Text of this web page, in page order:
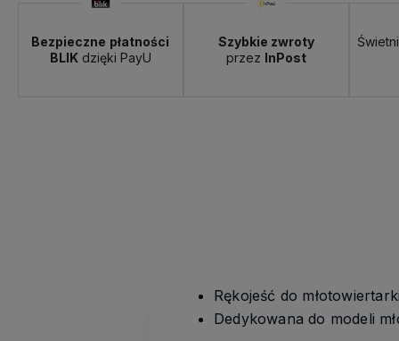
Bezpieczne płatności
BLIKdzięki PayU
Szybkie zwroty
przez InPost
Rękojeść do
Dedykowana do modeli